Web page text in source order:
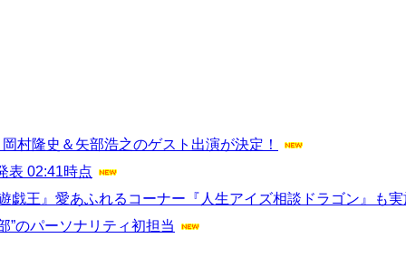
村隆史＆矢部浩之のゲスト出演が決定！
表 02:41時点
王』愛あふれるコーナー『人生アイズ相談ドラゴン』も実
”のパーソナリティ初担当